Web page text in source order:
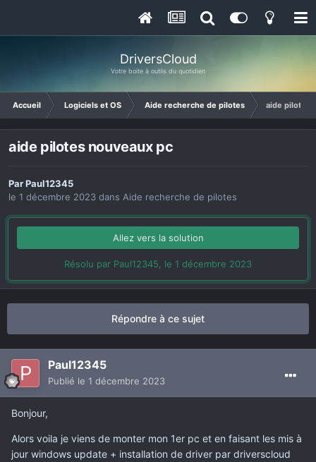
DriversCloud
Votre boite à outils du quotidien
Accueil Logiciels et OS Aide recherche de pilotes aide pilotes
aide pilotes nouveaux pc
ParPaul12345
le 1 décembre 2023 dans Aide recherche de pilotes
Allez vers la solution
Résolu par Paul12345, le 1 décembre 2023
Répondre à ce sujet
Paul12345
Publié le 1 décembre 2023
Bonjour,
Alors voila je viens de monter mon 1er pc et en faisant les mis à
jour windows update + installation de driver par driverscloud